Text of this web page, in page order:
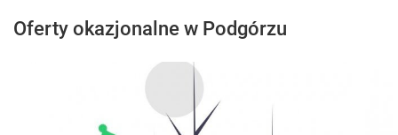
Oferty okazjonalne w Podgórzu